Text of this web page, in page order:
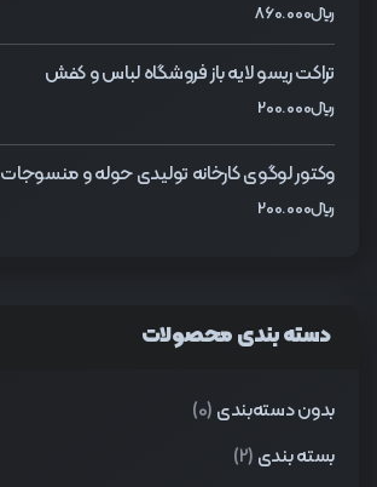
﷼860.000
تراکت ریسو لایه باز فروشگاه لباس و کفش
﷼200.000
وکتور لوگوی کارخانه تولیدی حوله و منسوجات
﷼200.000
دسته بندی محصولات
بدون دسته‌بندی (0)
بسته بندی (2)